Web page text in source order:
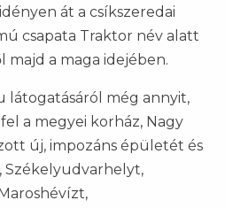
át a csíkszeredai
csapata Traktor név alatt
a maga idejében.
látogatásáról még annyit,
a megyei korház, Nagy
új, impozáns épületét és
Székelyudvarhelyt,